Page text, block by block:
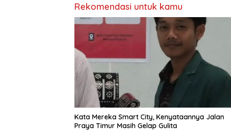
Rekomendasi untuk kamu
Kata Mereka Smart City, Kenyataannya Jalan
Praya Timur Masih Gelap Gulita